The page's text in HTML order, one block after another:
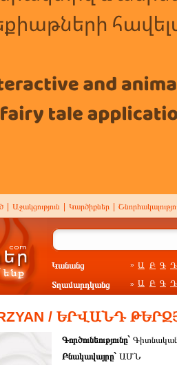
Աջակցություն Կարծիքներ
Կանանց » Ա Բ Գ Դ
Տղամարդկանց » Ա Բ Գ Դ
/ ԵՐՎԱՆԴ
Գործունեությունը`
Բնակավայրը` ԱՄՆ